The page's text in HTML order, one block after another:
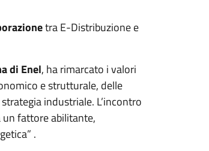
tra E-Distribuzione e
di Enel, ha rimarcato i valori
e strutturale, delle
industriale. L’incontro
un fattore abilitante,
.